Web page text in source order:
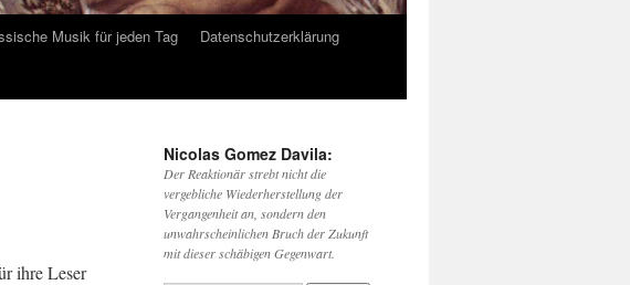
Musik für jeden Tag
Datenschutzerklärung
ihre Leser
Nicolas Gomez Davila:
Der Reaktionär strebt nicht die
vergebliche Wiederherstellung der
Vergangenheit an, sondern den
unwahrscheinlichen Bruch der Zukunft
mit dieser schäbigen Gegenwart.